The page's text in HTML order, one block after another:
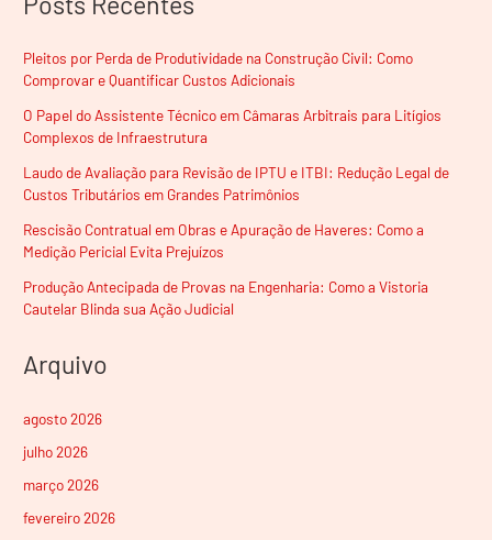
Pleitos por Perda de Produtividade na Construção Civil: Como
Comprovar e Quantificar Custos Adicionais
O Papel do Assistente Técnico em Câmaras Arbitrais para Litígios
Complexos de Infraestrutura
Laudo de Avaliação para Revisão de IPTU e ITBI: Redução Legal de
Custos Tributários em Grandes Patrimônios
Rescisão Contratual em Obras e Apuração de Haveres: Como a
Medição Pericial Evita Prejuízos
Produção Antecipada de Provas na Engenharia: Como a Vistoria
Cautelar Blinda sua Ação Judicial
Arquivo
agosto 2026
julho 2026
março 2026
fevereiro 2026